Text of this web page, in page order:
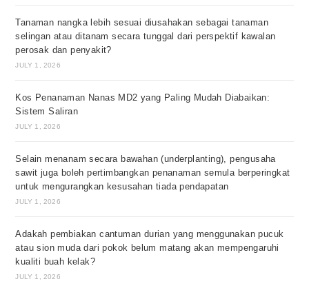
Tanaman nangka lebih sesuai diusahakan sebagai tanaman
selingan atau ditanam secara tunggal dari perspektif kawalan
perosak dan penyakit?
JULY 1, 2026
Kos Penanaman Nanas MD2 yang Paling Mudah Diabaikan:
Sistem Saliran
JULY 1, 2026
Selain menanam secara bawahan (underplanting), pengusaha
sawit juga boleh pertimbangkan penanaman semula berperingkat
untuk mengurangkan kesusahan tiada pendapatan
JULY 1, 2026
Adakah pembiakan cantuman durian yang menggunakan pucuk
atau sion muda dari pokok belum matang akan mempengaruhi
kualiti buah kelak?
JULY 1, 2026